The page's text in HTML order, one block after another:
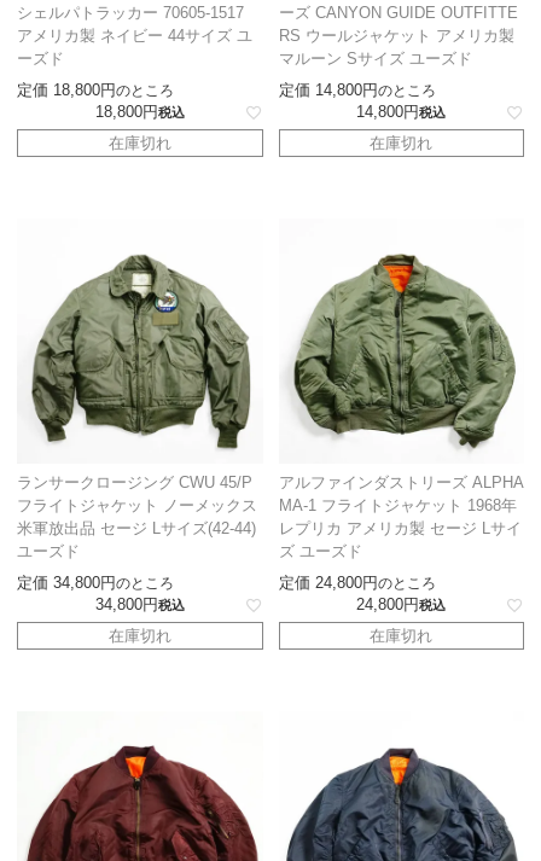
シェルパトラッカー 70605-1517
アメリカ製 ネイビー 44サイズ ユ
ーズド
定価 18,800 のところ
18,800 税込
在庫切れ
ーズ CANYON GUIDE OUTFITTE
RS ウールジャケット アメリカ製
マルーン Sサイズ ユーズド
定価 14,800 のところ
14,800 税込
在庫切れ
ランサークロージング CWU 45/P
フライトジャケット ノーメックス
米軍放出品 セージ Lサイズ(42-44)
ユーズド
定価 34,800 のところ
34,800 税込
在庫切れ
アルファインダストリーズ ALPHA
MA-1 フライトジャケット 1968年
レプリカ アメリカ製 セージ Lサイ
ズ ユーズド
定価 24,800 のところ
24,800 税込
在庫切れ